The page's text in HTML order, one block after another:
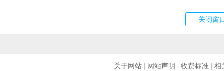
关于网站| 网站声明 收费标准| 相